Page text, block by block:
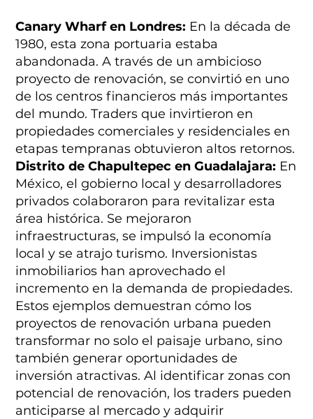
Canary Wharf en Londres: En la década de
1980, esta zona portuaria estaba
abandonada. A través de un ambicioso
proyecto de renovación, se convirtió en uno
de los centros financieros más importantes
del mundo. Traders que invirtieron en
propiedades comerciales y residenciales en
etapas tempranas obtuvieron altos retornos.
Distrito de Chapultepec en Guadalajara: En
México, el gobierno local y desarrolladores
privados colaboraron para revitalizar esta
área histórica. Se mejoraron
infraestructuras, se impulsó la economía
local y se atrajo turismo. Inversionistas
inmobiliarios han aprovechado el
incremento en la demanda de propiedades.
Estos ejemplos demuestran cómo los
proyectos de renovación urbana pueden
transformar no solo el paisaje urbano, sino
también generar oportunidades de
inversión atractivas. Al identificar zonas con
potencial de renovación, los traders pueden
anticiparse al mercado y adquirir